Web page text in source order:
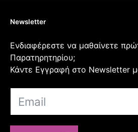
Newsletter
Ενδιαφέρεστε να μαθαίνετε
Παρατηρητηρίου;
Κάντε Εγγραφή στο Newsletter